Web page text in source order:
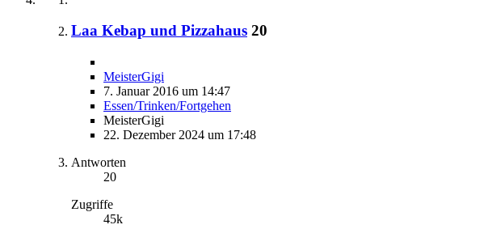
Laa Kebap und Pizzahaus 20
MeisterGigi
7. Januar 2016 um 14:47
Essen/Trinken/Fortgehen
MeisterGigi
22. Dezember 2024 um 17:48
Antworten
20
Zugriffe
45k